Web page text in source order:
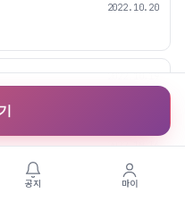
2022.10.20
2022.10.19
2022.10.16
공지 마이